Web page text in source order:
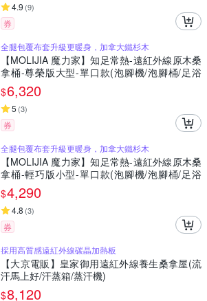
4.9 (9)
券
全腿包覆布套升級更暖身，加拿大鐵杉木
【MOLIJIA 魔力家】知足常熱-遠紅外線原木桑
拿桶-尊榮版大型-單口款(泡腳機/泡腳桶/足浴
機/蒸腳機/烘腳機/暖腳機)
$6,320
5 (3)
券
全腿包覆布套升級更暖身，加拿大鐵杉木
【MOLIJIA 魔力家】知足常熱-遠紅外線原木桑
拿桶-輕巧版小型-單口款(泡腳機/泡腳桶/足浴
機/蒸腳機/烘腳機/暖腳機)
$4,290
4.8 (3)
券
採用高質感遠紅外線碳晶加熱板
【大京電販】皇家御用遠紅外線養生桑拿屋(流
汗馬上好/汗蒸箱/蒸汗機)
$8,120